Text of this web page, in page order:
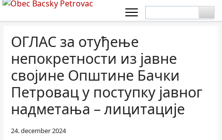
ОГЛАС за отуђење
непокретности из јавне
својине Општине Бачки
Петровац у поступку јавног
надметања – лицитације
24. december 2024